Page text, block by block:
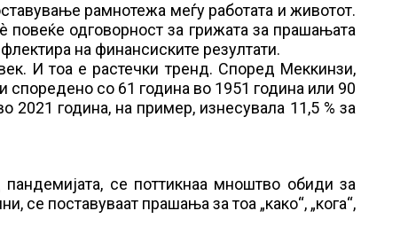
рамнотежа меѓу работата и животот.
повеќе одговорност за грижата за прашањата
на финансиските резултати.
И тоа е растечки тренд. Според Меккинзи,
споредено со 61 година во 1951 година или 90
2021 година, на пример, изнесувала 11,5 % за
се поттикнаа мноштво обиди за
се поставуваат прашања за тоа „како“, „кога“,